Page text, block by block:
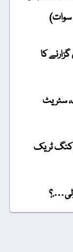
سوات)
کا
سٹریٹ
ٹریک